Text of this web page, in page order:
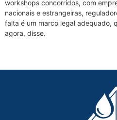
workshops concorridos, com
nacionais e estrangeiras,
falta é um marco legal adequado,
agora, disse.